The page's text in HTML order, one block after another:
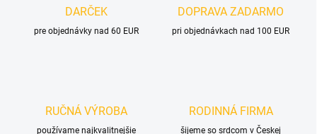
DARČEK
pre objednávky nad 60 EUR
DOPRAVA ZADARMO
pri objednávkach nad 100 EUR
RUČNÁ VÝROBA
používame najkvalitnejšie
RODINNÁ FIRMA
šijeme so srdcom v Českej